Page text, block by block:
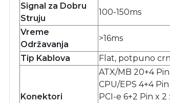
Signal za Dobru
Struju
100-150ms
Vreme
Održavanja
>16ms
Tip Kablova Flat, potpuno
Konektori
ATX/MB 20+4
CPU/EPS 4+4
PCI-e 6+2 Pin x